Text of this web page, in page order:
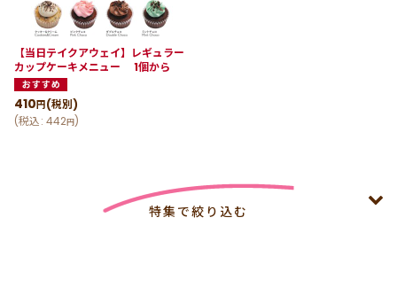
【当日テイクアウェイ】レギュラー
カップケーキメニュー 1個から
410 円(税別)
(税込: 442円)
特集で絞り込む